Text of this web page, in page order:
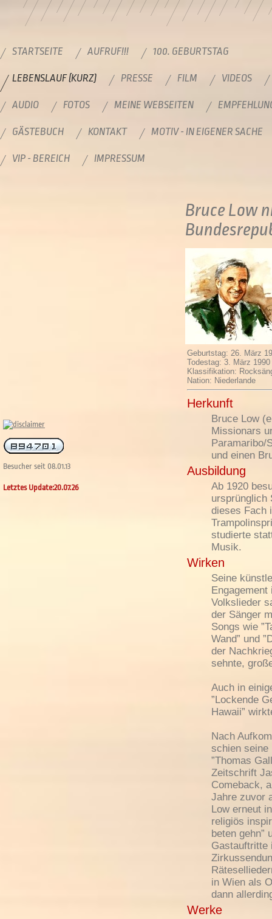
STARTSEITE AUFRUF!!! 100. GEBURTSTAG
LEBENSLAUF (KURZ) PRESSE FILM VIDEOS
AUDIO FOTOS MEINE WEBSEITEN
GÄSTEBUCH KONTAKT MOTIV - IN EIGENER SACHE
VIP - BEREICH IMPRESSUM
Besucher seit 08.01.13
Letztes Update:20.07.26
Bruce Low
Geburtstag: 26. März
Todestag: 3. März
Klassifikation:
Nation: Niederlande
Herkunft
Bruce Low
Missionars
Paramaribo/
und einen
Ausbildung
Ab 1920
ursprünglich
dieses Fach
studierte
Musik.
Wirken
Seine
Volkslieder
der Sänger
Songs wie
Wand” und
der
sehnte,
Auch in
”Lockende
Hawaii”
Nach
schien seine
”Thomas
Zeitschrift
Comeback,
Jahre zuvor
Low erneut
religiös
beten gehn”
Gastauftritte
in Wien als
dann
Werke